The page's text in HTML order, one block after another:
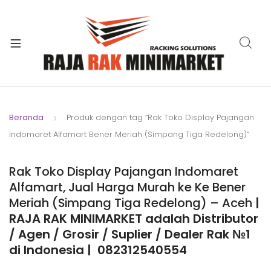
Beranda
Produk dengan tag “Rak Toko Display Pajangan
Indomaret Alfamart Bener Meriah (Simpang Tiga Redelong)”
Rak Toko Display Pajangan Indomaret
Alfamart, Jual Harga Murah ke Ke Bener
Meriah (Simpang Tiga Redelong) – Aceh |
RAJA RAK MINIMARKET adalah Distributor
/ Agen / Grosir / Suplier / Dealer Rak №1
di Indonesia | 082312540554